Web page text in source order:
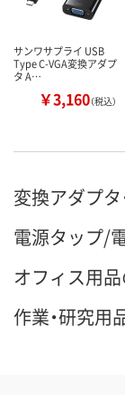
サンワサプライ USB
Type C-VGA変換アダプ
タ A…
￥3,160（税込）
変換アダプ
電源タップ/
オフィス用
作業・研究用